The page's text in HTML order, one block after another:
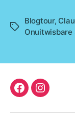
Tags
Blogtour,
Onuitwisbare
facebook